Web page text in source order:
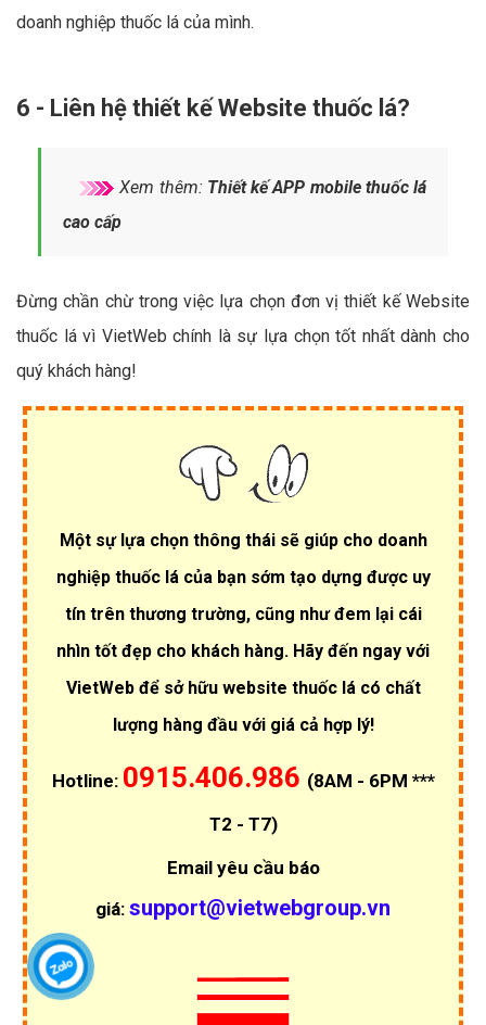
doanh nghiệp thuốc lá của mình.
6 - Liên hệ thiết kế Website thuốc lá?
Xem thêm: Thiết kế APP mobile thuốc lá
cao cấp
Đừng chần chừ trong việc lựa chọn đơn vị thiết kế Website
thuốc lá vì VietWeb chính là sự lựa chọn tốt nhất dành cho
quý khách hàng!
Một sự lựa chọn thông thái sẽ giúp cho doanh
nghiệp thuốc lá của bạn sớm tạo dựng được uy
tín trên thương trường, cũng như đem lại cái
nhìn tốt đẹp cho khách hàng. Hãy đến ngay với
VietWeb để sở hữu website thuốc lá có chất
lượng hàng đầu với giá cả hợp lý!
Hotline: 0915.406.986 (8AM - 6PM ***
T2 - T7)
Email yêu cầu báo
giá: support@vietwebgroup.vn